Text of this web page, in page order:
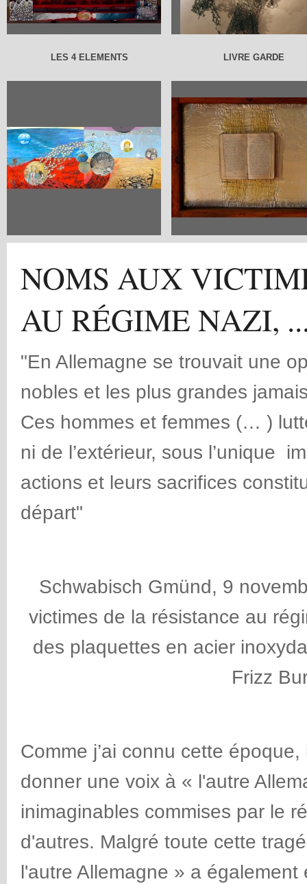
LES 4 ELEMENTS LIVRE GARDE
NOMS AUX
AU RÉGIME NAZI,
"En Allemagne se trouvait une
nobles et les plus grandes
Ces hommes et femmes (… )
ni de l’extérieur, sous l’unique
actions et leurs sacrifices
départ"
Schwabisch Gmünd, 9
victimes de la résistance au
des plaquettes en acier
Frizz
Comme j’ai connu cette
donner une voix à « l'autre
inimaginables commises par le
d'autres. Malgré toute cette
l'autre Allemagne » a également